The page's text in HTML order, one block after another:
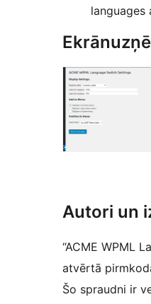
languages
Autori un
“ACME WPML
atvērtā
Šo spraudni ir